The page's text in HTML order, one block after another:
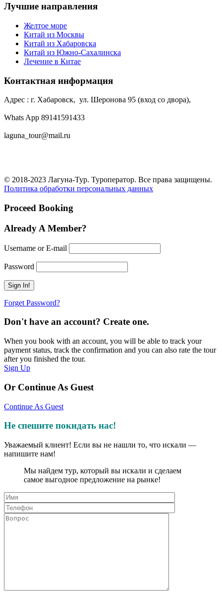
Лучшие направления
Желтое море
Китай из Москвы
Китай из Хабаровска
Китай из Южно-Сахалинска
Лечение в Китае
Контактная информация
Адрес : г. Хабаровск, ул. Шеронова 95 (вход со двора),
Whats App 89141591433
laguna_tour@mail.ru
© 2018-2023 Лагуна-Тур. Туроператор. Все права защищены.
Политика обработки персональных данных
Proceed Booking
Already A Member?
Username or E-mail
Password
Forget Password?
Don't have an account? Create one.
When you book with an account, you will be able to track your
payment status, track the confirmation and you can also rate the tour
after you finished the tour.
Sign Up
Or Continue As Guest
Continue As Guest
Не спешите покидать нас!
Уважаемый клиент! Если вы не нашли то, что искали —
напишите нам!
Мы найдем тур, который вы искали и сделаем
самое выгодное предложение на рынке!